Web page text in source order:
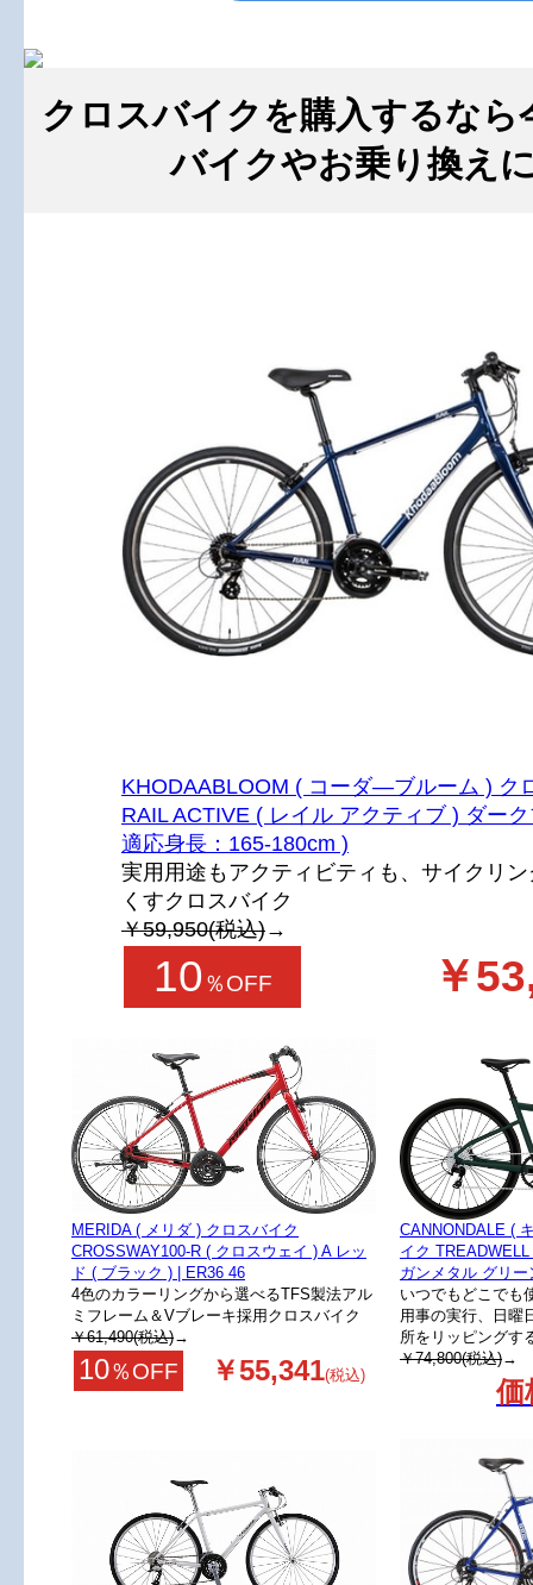
クロスバイクを購入するなら
バイクやお乗り換え
KHODAABLOOM ( コーダ―ブルーム ) ク
RAIL ACTIVE ( レイル アクティブ ) ダー
適応身長：165-180cm )
実用用途もアクティビティも、サイクリ
くすクロスバイク
￥59,950(税込)→
10 ％OFF ￥
MERIDA ( メリダ ) クロスバイク
CROSSWAY100-R ( クロスウェイ ) A レッ
ド ( ブラック ) | ER36 46
4色のカラーリングから選べるTFS製法アル
ミフレーム＆Vブレーキ採用クロスバイク
￥61,490(税込)→
10％OFF ￥55,341(税込)
CANNONDALE (
イク
ガンメタル グリー
いつでもどこでも
用事の実行、日曜
所をリッピングす
￥74,800(税込)→
価